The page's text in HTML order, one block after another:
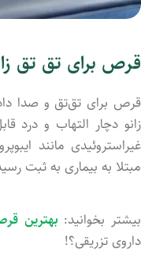
قرص برای تق تق
قرص برای تق‌‌تق و صدا
زانو دچار التهاب و درد
غیراستروئیدی مانند
مبتلا به بیماری به ثبت
بیشتر بخوانید: بهترین
داروی تزریقی؟!